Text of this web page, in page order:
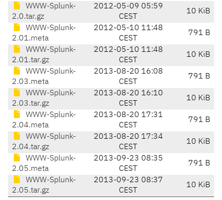
WWW-Splunk-
2.0.tar.gz
2012-05-09 05:59
CEST
10 KiB
WWW-Splunk-
2.01.meta
2012-05-10 11:48
CEST
791 B
WWW-Splunk-
2.01.tar.gz
2012-05-10 11:48
CEST
10 KiB
WWW-Splunk-
2.03.meta
2013-08-20 16:08
CEST
791 B
WWW-Splunk-
2.03.tar.gz
2013-08-20 16:10
CEST
10 KiB
WWW-Splunk-
2.04.meta
2013-08-20 17:31
CEST
791 B
WWW-Splunk-
2.04.tar.gz
2013-08-20 17:34
CEST
10 KiB
WWW-Splunk-
2.05.meta
2013-09-23 08:35
CEST
791 B
WWW-Splunk-
2.05.tar.gz
2013-09-23 08:37
CEST
10 KiB